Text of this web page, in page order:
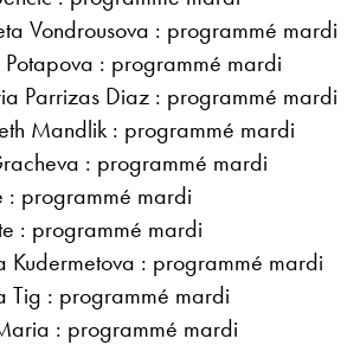
Vondrousova : programmé mardi
: programmé mardi
Parrizas Diaz : programmé mardi
Mandlik : programmé mardi
: programmé mardi
: programmé mardi
: programmé mardi
Kudermetova : programmé mardi
Tig : programmé mardi
: programmé mardi